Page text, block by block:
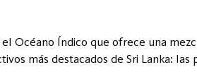
Océano Índico que ofrece una
más destacados de Sri Lanka: